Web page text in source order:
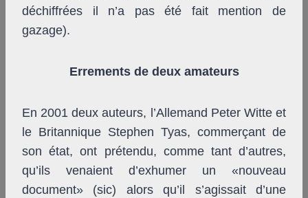
déchiffrées il n’a pas été fait mention de
gazage).
Errements de deux amateurs
En 2001 deux auteurs, l’Allemand Peter Witte et
le Britannique Stephen Tyas, commerçant de
son état, ont prétendu, comme tant d’autres,
qu’ils venaient d’exhumer un «nouveau
document» (sic) alors qu’il s’agissait d’une